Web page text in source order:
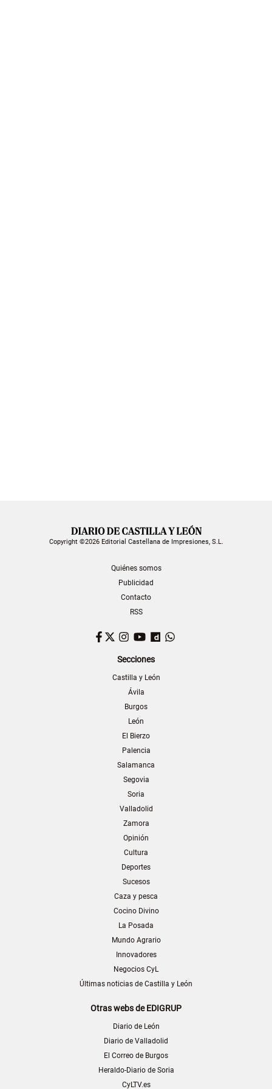
Copyright ©2026 Editorial Castellana de Impresiones, S.L.
Quiénes somos
Publicidad
Contacto
RSS
Facebook
TwitterInstagram
YouTubeDailymotion
Secciones
Castilla y León
Ávila
Burgos
León
El Bierzo
Palencia
Salamanca
Segovia
Soria
Valladolid
Zamora
Opinión
Cultura
Deportes
Sucesos
Caza y pesca
Cocino Divino
La Posada
Mundo Agrario
Innovadores
Negocios CyL
Últimas noticias de Castilla y León
Otras webs de EDIGRUP
Diario de León
Diario de Valladolid
El Correo de Burgos
Heraldo-Diario de Soria
CyLTV.es